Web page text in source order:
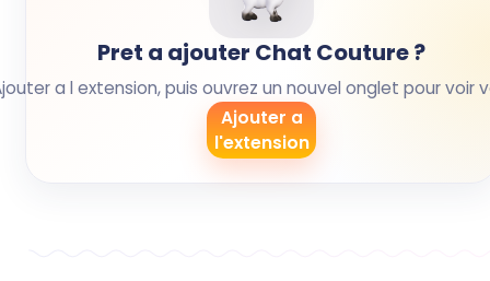
Pret a ajouter Chat Couture ?
a l extension, puis ouvrez un nouvel onglet pour voir
Ajouter a
l'extension